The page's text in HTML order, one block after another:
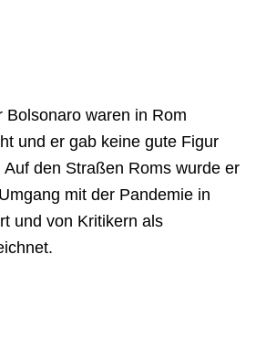
Bolsonaro waren in Rom
und er gab keine gute Figur
den Straßen Roms wurde er
mit der Pandemie in
und von Kritikern als